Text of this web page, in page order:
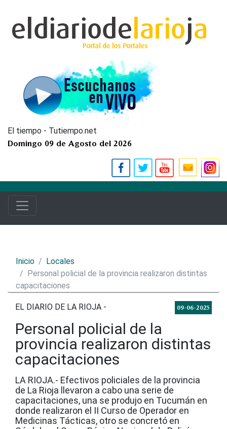
El tiempo - Tutiempo.net
Domingo 09 de Agosto del 2026
Inicio
Locales
Personal policial de la provincia realizaron distintas
capacitaciones
09-06-2025
EL DIARIO DE LA RIOJA -
Personal policial de la
provincia realizaron distintas
capacitaciones
LA RIOJA.- Efectivos policiales de la provincia
de La Rioja llevaron a cabo una serie de
capacitaciones, una se produjo en Tucumán en
donde realizaron el II Curso de Operador en
Medicinas Tácticas, otro se concretó en